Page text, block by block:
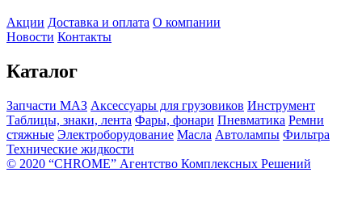
Акции Доставка и оплата О компании
Новости Контакты
Каталог
Запчасти МАЗ Аксессуары для грузовиков Инструмент
Таблицы, знаки, лента Фары, фонари Пневматика Ремни
стяжные Электроборудование Масла Автолампы Фильтра
Технические жидкости
© 2020 “CHROME” Агентство Комплексных Решений